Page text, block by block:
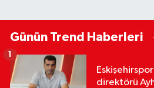
Günün Trend Haberleri
direktörü
1